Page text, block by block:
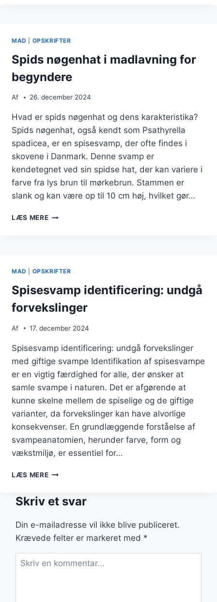
DE
BEDSTE
SVAMPE
MAD OPSKRIFTER
Spids nøgenhat i madlavning for
begyndere
Af 26. december 2024
Hvad er spids nøgenhat og dens karakteristika?
Spids nøgenhat, også kendt som Psathyrella
spadicea, er en spisesvamp, der ofte findes i
skovene i Danmark. Denne svamp er
kendetegnet ved sin spidse hat, der kan variere i
farve fra lys brun til mørkebrun. Stammen er
slank og kan være op til 10 cm høj, hvilket gør…
LÆS MERESPIDS
MAD OPSKRIFTER
Spisesvamp identificering: undgå
forvekslinger
Af 17. december 2024
Spisesvamp identificering: undgå forvekslinger
med giftige svampe Identifikation af spisesvampe
er en vigtig færdighed for alle, der ønsker at
samle svampe i naturen. Det er afgørende at
kunne skelne mellem de spiselige og de giftige
varianter, da forvekslinger kan have alvorlige
konsekvenser. En grundlæggende forståelse af
svampeanatomien, herunder farve, form og
vækstmiljø, er essentiel for…
LÆS MERESPISESVAMP
FORVEKSLINGER
Skriv et svar
Din e-mailadresse vil ikke blive publiceret.
Krævede felter er markeret med *